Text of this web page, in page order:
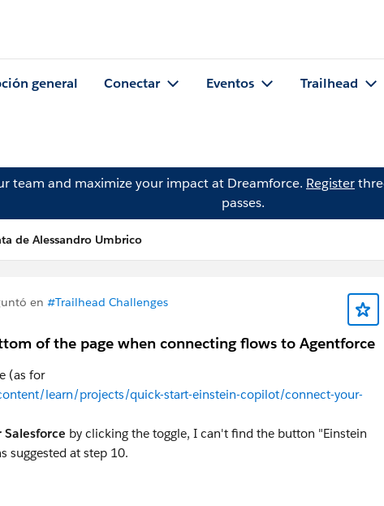
general Conectar Eventos Trailhead
team and maximize your impact at Dreamforce. Register
passes.
de Alessandro Umbrico
en #Trailhead Challenges
of the page when connecting flows to Agentforce
(as for
learn/projects/quick-start-einstein-copilot/connect-your-
by clicking the toggle, I can't find the button "Einstein
suggested at step 10.